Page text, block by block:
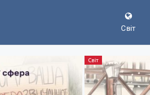
Світ
Світ